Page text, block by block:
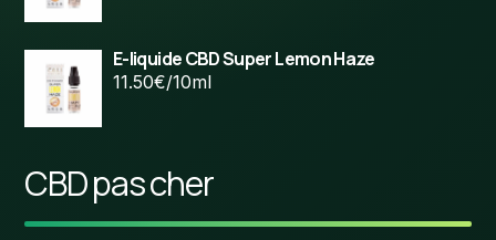
E-liquide CBD Super Lemon Haze
11.50€/10ml
CBD pas cher